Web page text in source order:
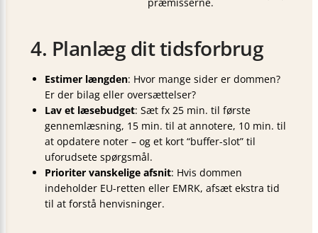
præmisserne.
4. Planlæg dit tidsforbrug
Estimer længden: Hvor mange sider er dommen?
Er der bilag eller oversættelser?
Lav et læsebudget: Sæt fx 25 min. til første
gennemlæsning, 15 min. til at annotere, 10 min. til
at opdatere noter – og et kort “buffer-slot” til
uforudsete spørgsmål.
Prioriter vanskelige afsnit: Hvis dommen
indeholder EU-retten eller EMRK, afsæt ekstra tid
til at forstå henvisninger.